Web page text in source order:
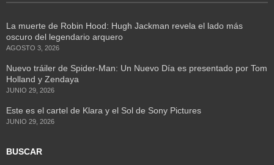
La muerte de Robin Hood: Hugh Jackman revela el lado más
oscuro del legendario arquero
AGOSTO 3, 2026
Nuevo tráiler de Spider-Man: Un Nuevo Día es presentado por Tom
Holland y Zendaya
JUNIO 29, 2026
Este es el cartel de Klara y el Sol de Sony Pictures
JUNIO 29, 2026
BUSCAR